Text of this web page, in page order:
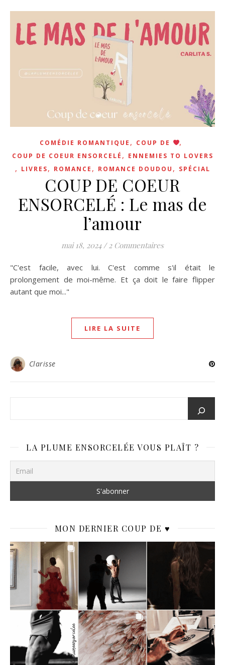
COMÉDIE ROMANTIQUE , COUP DE ,
COUP DE COEUR ENSORCELÉ , ENNEMIES TO LOVERS
, LIVRES, ROMANCE , ROMANCE DOUDOU , SPÉCIAL
COUP DE COEUR
ENSORCELÉ : Le mas de
l’amour
mai 18, 2024 / 2 Commentaires
"C'est facile, avec lui. C'est comme s'il était le
prolongement de moi-même. Et ça doit le faire flipper
autant que moi..."
LIRE LA SUITE
Clarisse
LA PLUME ENSORCELÉE VOUS PLAÎT ?
MON DERNIER COUP DE ♥️